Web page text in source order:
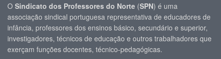
O Sindicato dos Professores do Norte (SPN) é uma
associação sindical portuguesa representativa de educadores de
infância, professores dos ensinos básico, secundário e superior,
investigadores, técnicos de educação e outros trabalhadores que
exerçam funções docentes, técnico-pedagógicas.